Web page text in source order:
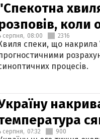
коли
серпня, 08:00 2316
спеки, що накрила
процесів.
серпня, 07:32 900